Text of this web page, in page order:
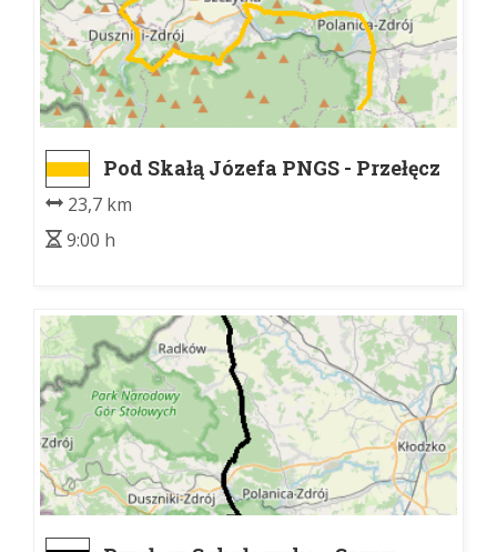
Pod Skałą Józefa PNGS - Przełęcz
Sokołowska
23,7 km
9:00 h